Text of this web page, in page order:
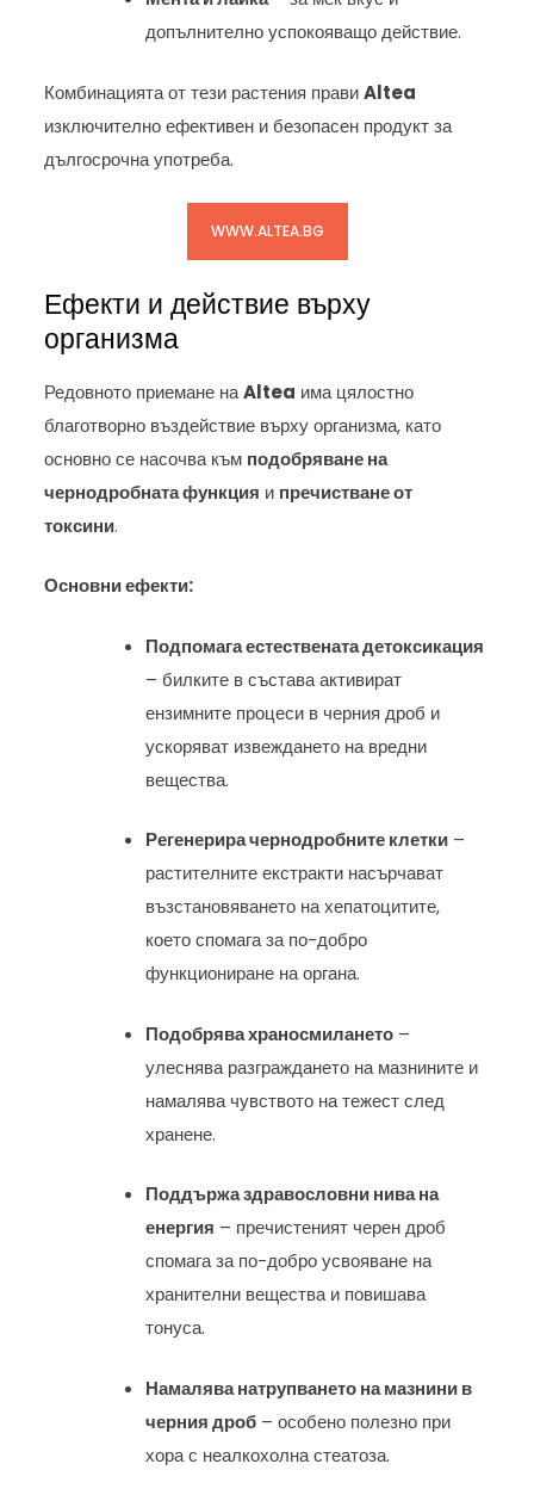
допълнително успокояващо действие.
Комбинацията от тези растения правиAltea
изключително ефективен и безопасен продукт за
дългосрочна употреба.
WWW.ALTEA.BG
Ефекти и действие върху
организма
Редовното приемане наAltea има цялостно
благотворно въздействие върху организма, като
основно се насочва към подобряване на
чернодробната функция и пречистване от
токсини.
Основни ефекти:
Подпомага естествената детоксикация
– билките в състава активират
ензимните процеси в черния дроб и
ускоряват извеждането на вредни
вещества.
Регенерира чернодробните клетки –
растителните екстракти насърчават
възстановяването на хепатоцитите,
което спомага за по-добро
функциониране на органа.
Подобрява храносмилането –
улеснява разграждането на мазнините и
намалява чувството на тежест след
хранене.
Поддържа здравословни нива на
енергия – пречистеният черен дроб
спомага за по-добро усвояване на
хранителни вещества и повишава
тонуса.
Намалява натрупването на мазнини в
черния дроб – особено полезно при
хора с неалкохолна стеатоза.